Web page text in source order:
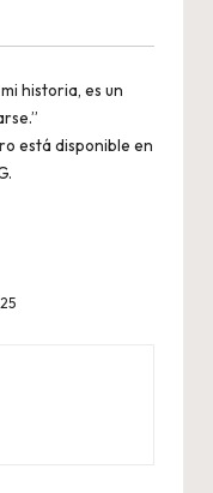
historia, es un
está disponible en
.